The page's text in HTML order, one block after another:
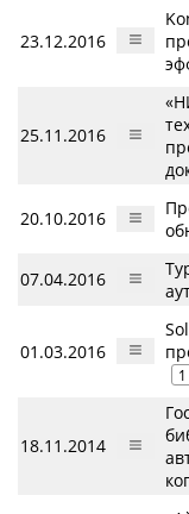
23.12.2016
25.11.2016
20.10.2016
07.04.2016
01.03.2016
1
18.11.2014